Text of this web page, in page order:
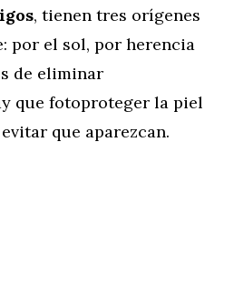
, tienen tres orígenes
por el sol, por herencia
de eliminar
que fotoproteger la piel
que aparezcan.